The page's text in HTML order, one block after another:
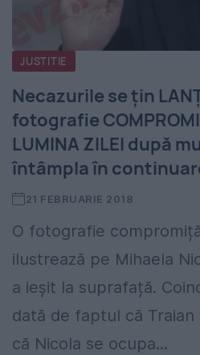
JUSTITIE
Necazurile se țin
fotografie
LUMINA ZILEI după
întâmpla în
21 FEBRUARIE 2018
O fotografie
ilustrează pe Mihaela
a ieșit la suprafață.
dată de faptul că Traian
că Nicola se ocupa...